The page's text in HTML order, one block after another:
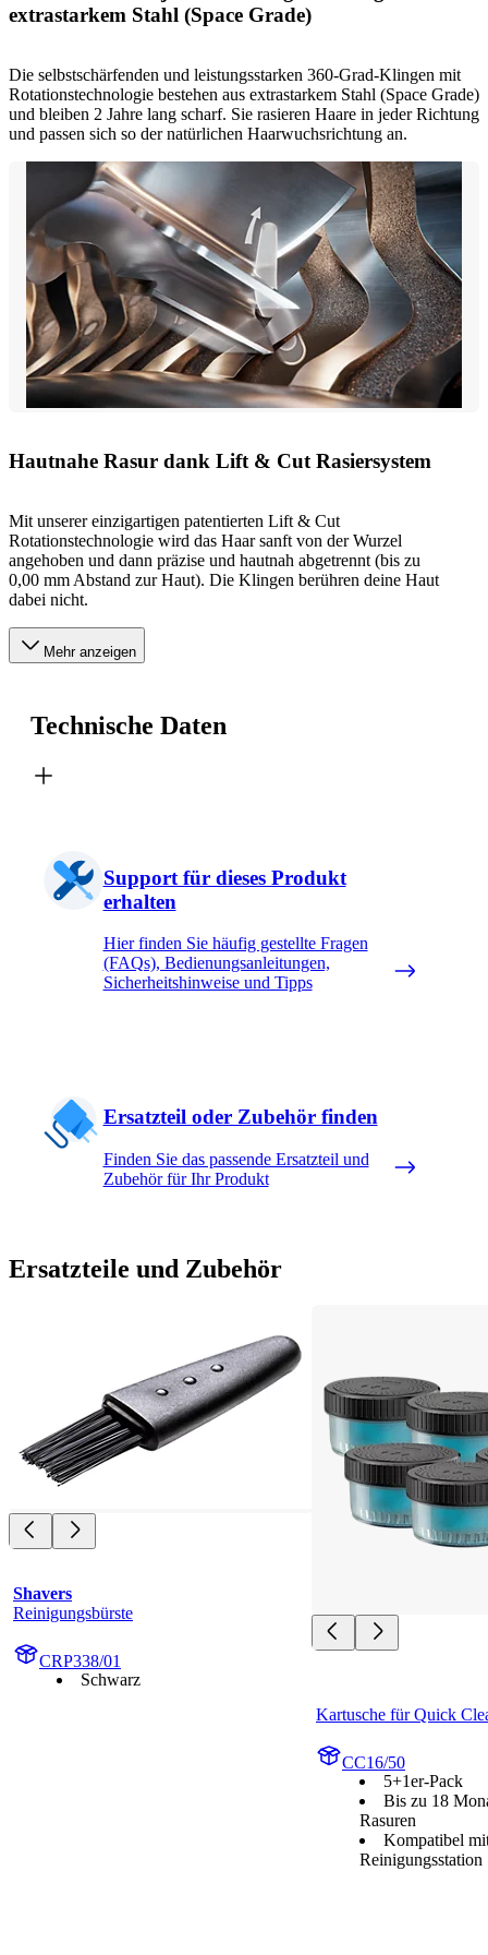
extrastarkem Stahl (Space Grade)
Die selbstschärfenden und leistungsstarken 360-Grad-Klingen mit
Rotationstechnologie bestehen aus extrastarkem Stahl (Space Grade)
und bleiben 2 Jahre lang scharf. Sie rasieren Haare in jeder Richtung
und passen sich so der natürlichen Haarwuchsrichtung an.
Hautnahe Rasur dank Lift & Cut Rasiersystem
Mit unserer einzigartigen patentierten Lift & Cut
Rotationstechnologie wird das Haar sanft von der Wurzel
angehoben und dann präzise und hautnah abgetrennt (bis zu
0,00 mm Abstand zur Haut). Die Klingen berühren deine Haut
dabei nicht.
Mehr anzeigen
Technische Daten
Support für dieses Produkt
erhalten
Hier finden Sie häufig gestellte Fragen
(FAQs), Bedienungsanleitungen,
Sicherheitshinweise und Tipps
Ersatzteil oder Zubehör finden
Finden Sie das passende Ersatzteil und
Zubehör für Ihr Produkt
Ersatzteile und Zubehör
Shavers
Reinigungsbürste
CRP338/01
Schwarz
Kartusche für Quick
CC16/50
5+1er-Pack
Bis zu 18
Rasuren
Kompatibel
Reinigungsstation